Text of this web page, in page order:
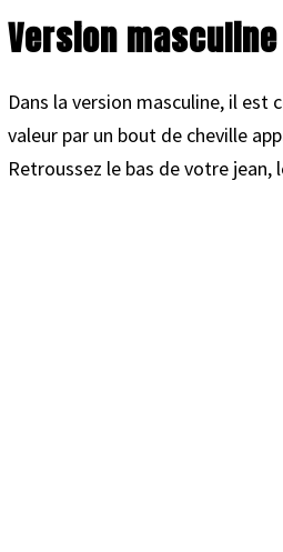
Version masculine
Dans la version masculine, il est
valeur par un bout de cheville
Retroussez le bas de votre jean,